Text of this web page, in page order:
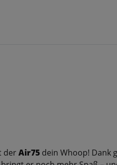
derAir75 dein Whoop! Dank